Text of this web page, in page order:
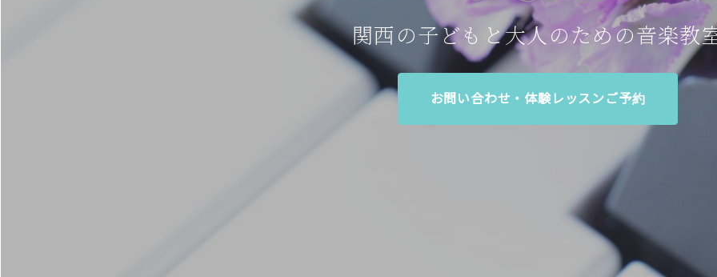
関西の子どもと大人のための音楽教
お問い合わせ・体験レッスンご予約